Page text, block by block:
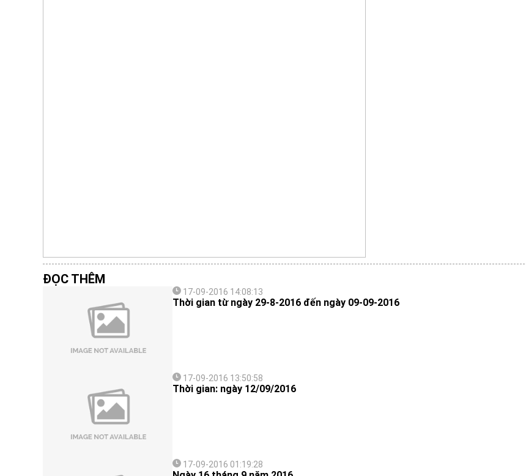
ĐỌC THÊM
17-09-2016 14:08:13
Thời gian từ ngày 29-8-2016 đến ngày 09-09-2016
17-09-2016 13:50:58
Thời gian: ngày 12/09/2016
17-09-2016 01:19:28